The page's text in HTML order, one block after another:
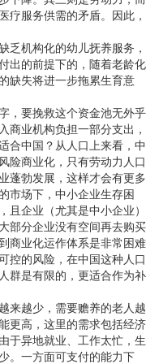
疗服务供需的矛盾。因此，
乏机构化的幼儿抚养服务，
出的前提下的，随着老龄化
缺失将进一步拖累生育意
，要挽救这个资金池无外乎
商业机构负担一部分支出，
合中国？从人口上来看，中
险商业化，只有劳动力人口
蓬勃发展，这样才会有更多
市场下，中小企业生存困
且企业（尤其是中小企业）
部分企业没有空间再去购买
商业化运作体系是非常困难
控的风险，在中国这种人口
群是有限的，更适合作为补
来越少，需要赡养的老人越
更高，这里的需求包括经济
于异地就业、工作太忙，生
。一方面可支付的能力下